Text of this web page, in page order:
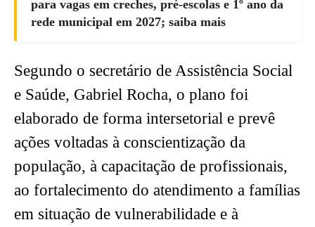
para vagas em creches, pré-escolas e 1º ano da
rede municipal em 2027; saiba mais
Segundo o secretário de Assistência Social
e Saúde, Gabriel Rocha, o plano foi
elaborado de forma intersetorial e prevê
ações voltadas à conscientização da
população, à capacitação de profissionais,
ao fortalecimento do atendimento a famílias
em situação de vulnerabilidade e à